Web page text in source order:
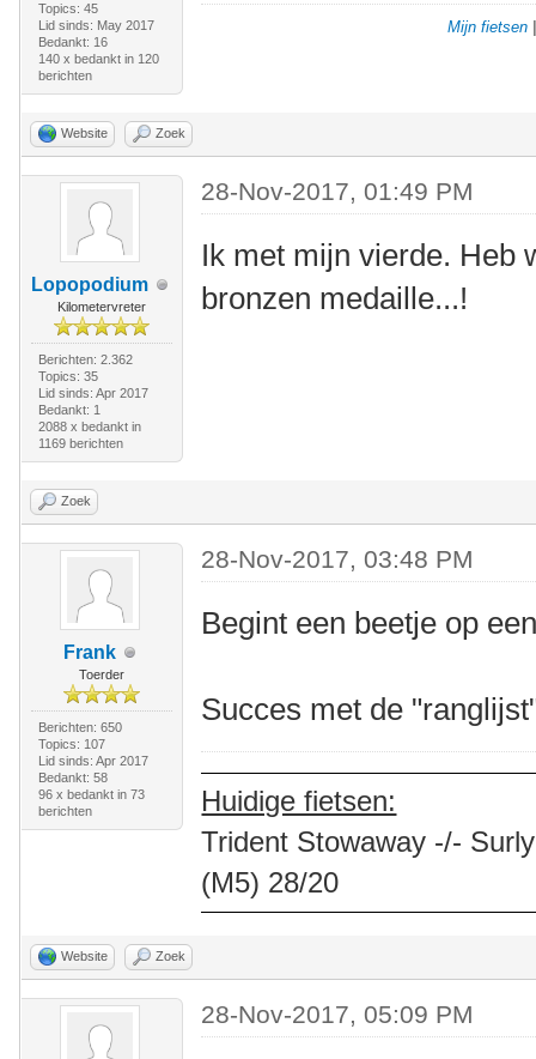
Topics: 45
Lid sinds: May 2017
Bedankt: 16
140 x bedankt in 120
berichten
Mijn fietsen
Website Zoek
Lopopodium
Kilometervreter
Berichten: 2.362
Topics: 35
Lid sinds: Apr 2017
Bedankt: 1
2088 x bedankt in
1169 berichten
28-Nov-2017, 01:49 PM
Ik met mijn vierde. Heb
bronzen medaille...!
Zoek
Frank
Toerder
Berichten: 650
Topics: 107
Lid sinds: Apr 2017
Bedankt: 58
96 x bedankt in 73
berichten
28-Nov-2017, 03:48 PM
Begint een beetje op
Succes met de
Huidige fietsen:
Trident Stowaway -/-
(M5) 28/20
Website Zoek
28-Nov-2017, 05:09 PM